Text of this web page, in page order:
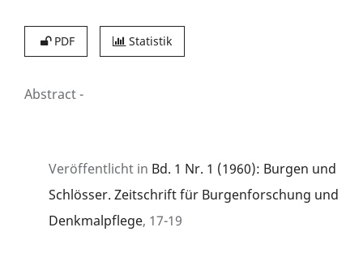
PDF Statistik
Abstract-
Veröffentlicht in Bd. 1 Nr. 1 (1960): Burgen und
Schlösser. Zeitschrift für Burgenforschung und
Denkmalpflege, 17-19